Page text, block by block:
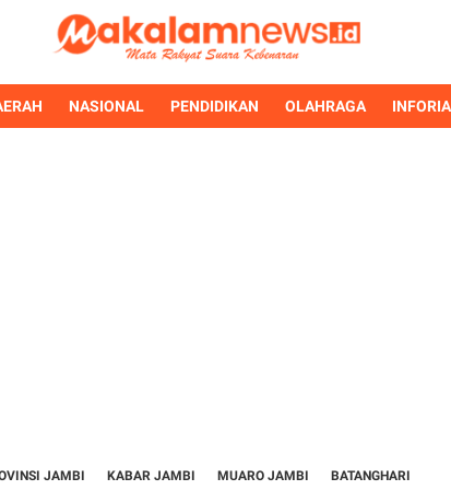
NASIONAL PENDIDIKAN OLAHRAGA
JAMBI KABAR JAMBI MUARO JAMBI BATANGHARI